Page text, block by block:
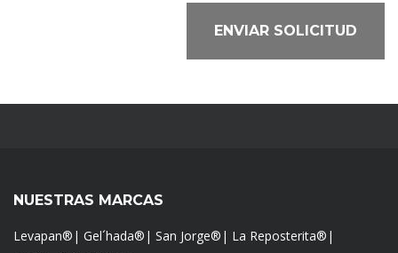
ENVIAR SOLICITUD
NUESTRAS MARCAS
Levapan® | Gel´hada® | San Jorge® | La Reposterita® |